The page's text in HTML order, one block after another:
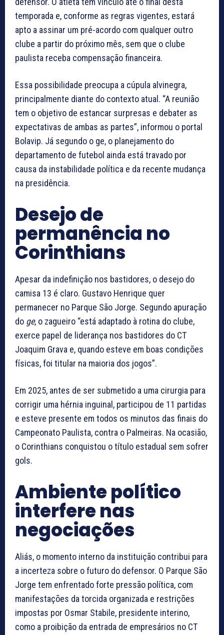
temporada e, conforme as regras vigentes, estará
apto a assinar um pré-acordo com qualquer outro
clube a partir do próximo mês, sem que o clube
paulista receba compensação financeira.
Essa possibilidade preocupa a cúpula alvinegra,
principalmente diante do contexto atual. “A reunião
tem o objetivo de estancar surpresas e debater as
expectativas de ambas as partes”, informou o portal
Bolavip. Já segundo o ge, o planejamento do
departamento de futebol ainda está travado por
causa da instabilidade política e da recente mudança
na presidência.
Desejo de
permanência no
Corinthians
Apesar da indefinição nos bastidores, o desejo do
camisa 13 é claro. Gustavo Henrique quer
permanecer no Parque São Jorge. Segundo apuração
do ge, o zagueiro “está adaptado à rotina do clube,
exerce papel de liderança nos bastidores do CT
Joaquim Grava e, quando esteve em boas condições
físicas, foi titular na maioria dos jogos”.
Em 2025, antes de ser submetido a uma cirurgia para
corrigir uma hérnia inguinal, participou de 11 partidas
e esteve presente em todos os minutos das finais do
Campeonato Paulista, contra o Palmeiras. Na ocasião,
o Corinthians conquistou o título estadual sem sofrer
gols.
Ambiente político
interfere nas
negociações
Aliás, o momento interno da instituição contribui para
a incerteza sobre o futuro do defensor. O Parque São
Jorge tem enfrentado forte pressão política, com
manifestações da torcida organizada e restrições
impostas por Osmar Stabile, presidente interino,
como a proibição da entrada de empresários no CT